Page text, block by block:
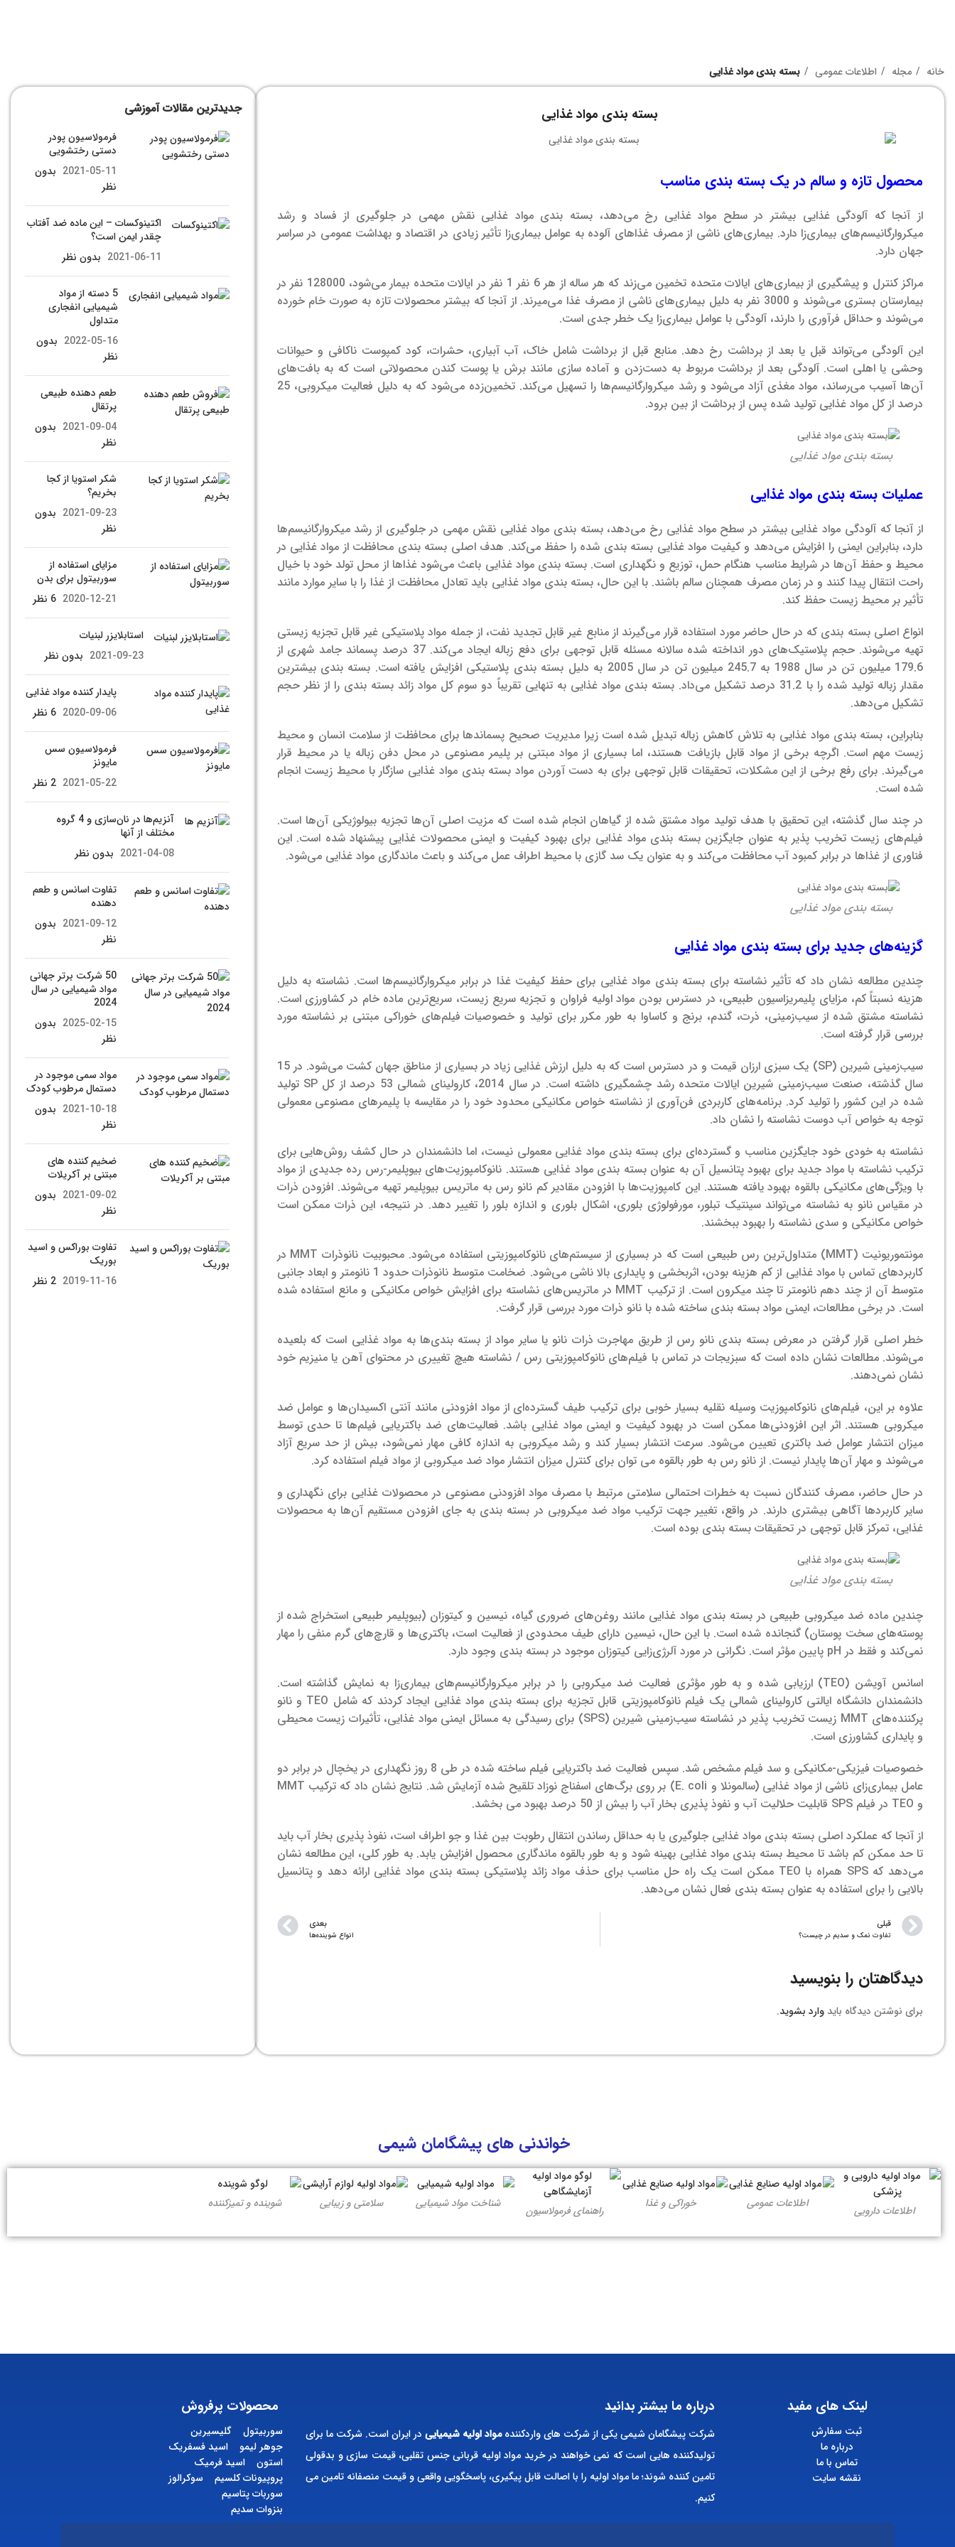
خانه مجله اطلاعات عمومی بسته بندی مواد غذایی
بسته بندی مواد غذایی
محصول تازه و سالم در یک بسته بندی مناسب
از آنجا که آلودگی غذایی بیشتر در سطح مواد غذایی رخ می‌دهد، بسته بندی مواد غذایی نقش مهمی در جلوگیری از فساد و رشد
میکروارگانیسم‌های بیماری‌زا دارد. بیماری‌های ناشی از مصرف غذاهای آلوده به عوامل بیماری‌زا تأثیر زیادی در اقتصاد و بهداشت عمومی در سراسر
جهان دارد.
مراکز کنترل و پیشگیری از بیماری‌های ایالات متحده تخمین می‌زند که هر ساله از هر 6 نفر 1 نفر در ایالات متحده بیمار می‌شود، 128000 نفر در
بیمارستان بستری می‌شوند و 3000 نفر به دلیل بیماری‌های ناشی از مصرف غذا می‌میرند.
از آنجا که بیشتر محصولات تازه به صورت خام خورده
می‌شوند و حداقل فرآوری را دارند، آلودگی با عوامل بیماری‌زا یک خطر جدی است.
این آلودگی می‌تواند قبل یا بعد از برداشت رخ دهد. منابع قبل از برداشت شامل خاک، آب آبیاری، حشرات، کود کمپوست ناکافی و حیوانات
وحشی یا اهلی است.آلودگی بعد از برداشت مربوط به دست‌زدن و آماده سازی مانند برش یا پوست کندن محصولاتی است که به بافت‌های
آن‌ها آسیب می‌رساند، مواد مغذی آزاد می‌شود و رشد میکروارگانیسم‌ها را تسهیل می‌کند.
تخمین‌زده می‌شود که به دلیل فعالیت میکروبی، 25
درصد از کل مواد غذایی تولید شده پس از برداشت از بین برود.
بسته بندی مواد غذایی
عملیات بسته بندی مواد غذایی
از آنجا که آلودگی مواد غذایی بیشتر در سطح مواد غذایی رخ می‌دهد، بسته بندی مواد غذایی نقش مهمی در جلوگیری از رشد میکروارگانیسم‌ها
دارد، بنابراین ایمنی را افزایش می‌دهد و کیفیت مواد غذایی بسته بندی شده را حفظ می‌کند. هدف اصلی بسته بندی محافظت از مواد غذایی در
محیط و حفظ آن‌ها در شرایط مناسب هنگام حمل، توزیع و نگهداری است. بسته بندی مواد غذایی باعث می‌شود غذاها از محل تولد خود با خیال
راحت انتقال پیدا کنند و در زمان مصرف همچنان سالم باشند. با این حال، بسته بندی مواد غذایی باید تعادل محافظت از غذا را با سایر موارد مانند
تأثیر بر محیط زیست حفظ کند.
انواع اصلی بسته بندی که در حال حاضر مورد استفاده قرار می‌گیرند از منابع غیر قابل تجدید نفت، از جمله مواد پلاستیکی غیر قابل تجزیه زیستی
تهیه می‌شوند. حجم پلاستیک‌های دور انداخته شده سالانه مسئله قابل توجهی برای دفع زباله ایجاد می‌کند.
37 درصد پسماند جامد شهری از
179.6 میلیون تن در سال 1988 به 245.7 میلیون تن در سال 2005 به دلیل بسته بندی پلاستیکی افزایش یافته است. بسته بندی بیشترین
مقدار زباله تولید شده را با 31.2 درصد تشکیل می‌داد. بسته بندی مواد غذایی به تنهایی تقریباً دو سوم کل مواد زائد بسته بندی را از نظر حجم
تشکیل می‌دهد.
بنابراین، بسته بندی مواد غذایی به تلاش کاهش زباله تبدیل شده است زیرا مدیریت صحیح پسماندها برای محافظت از سلامت انسان و محیط
زیست مهم است. اگرچه برخی از مواد قابل بازیافت هستند، اما بسیاری از مواد مبتنی بر پلیمر مصنوعی در محل دفن زباله یا در محیط قرار
می‌گیرند. برای رفع برخی از این مشکلات، تحقیقات قابل توجهی برای به دست آوردن مواد بسته بندی مواد غذایی سازگار با محیط زیست انجام
شده است.
در چند سال گذشته، این تحقیق با هدف تولید مواد مشتق شده از گیاهان انجام شده است که مزیت اصلی آن‌ها تجزیه بیولوژیکی آن‌ها است.
فیلم‌های زیست تخریب پذیر به عنوان جایگزین بسته بندی مواد غذایی برای بهبود کیفیت و ایمنی محصولات غذایی پیشنهاد شده است. این
فناوری از غذاها در برابر کمبود آب محافظت می‌کند و به عنوان یک سد گازی با محیط اطراف عمل می‌کند و باعث ماندگاری مواد غذایی می‌شود.
بسته بندی مواد غذایی
گزینه‌های جدید برای بسته بندی مواد غذایی
چندین مطالعه نشان داد که تأثیر نشاسته برای بسته بندی مواد غذایی برای حفظ کیفیت غذا در برابر میکروارگانیسم‌ها است. نشاسته به دلیل
هزینه نسبتاً کم، مزایای پلیمریزاسیون طبیعی، در دسترس بودن مواد اولیه فراوان و تجزیه سریع زیست، سریع‌ترین ماده خام در کشاورزی است.
نشاسته مشتق شده از سیب‌زمینی، ذرت، گندم، برنج و کاساوا به طور مکرر برای تولید و خصوصیات فیلم‌های خوراکی مبتنی بر نشاسته مورد
بررسی قرار گرفته است.
سیب‌زمینی شیرین (SP) یک سبزی ارزان قیمت و در دسترس است که به دلیل ارزش غذایی زیاد در بسیاری از مناطق جهان کشت می‌شود. در 15
سال گذشته، صنعت سیب‌زمینی شیرین ایالات متحده رشد چشمگیری داشته است.
در سال 2014، کارولینای شمالی 53 درصد از کل SP تولید
شده در این کشور را تولید کرد. برنامه‌های کاربردی فن‌آوری از نشاسته خواص مکانیکی محدود خود را در مقایسه با پلیمرهای مصنوعی معمولی
توجه به خواص آب دوست نشاسته را نشان داد.
نشاسته به خودی خود جایگزین مناسب و گسترده‌ای برای بسته بندی مواد غذایی معمولی نیست، اما دانشمندان در حال کشف روش‌هایی برای
ترکیب نشاسته با مواد جدید برای بهبود پتانسیل آن به عنوان بسته بندی مواد غذایی هستند. نانوکامپوزیت‌های بیوپلیمر-رس رده جدیدی از مواد
با ویژگی‌های مکانیکی بالقوه بهبود یافته هستند. این کامپوزیت‌ها با افزودن مقادیر کم نانو رس به ماتریس بیوپلیمر تهیه می‌شوند. افزودن ذرات
در مقیاس نانو به نشاسته می‌تواند سینتیک تبلور، مورفولوژی بلوری، اشکال بلوری و اندازه بلور را تغییر دهد. در نتیجه، این ذرات ممکن است
خواص مکانیکی و سدی نشاسته را بهبود ببخشند.
مونتموریونیت (MMT) متداول‌ترین رس طبیعی است که در بسیاری از سیستم‌های نانوکامپوزیتی استفاده می‌شود. محبوبیت نانوذرات MMT در
کاربردهای تماس با مواد غذایی از کم هزینه بودن، اثربخشی و پایداری بالا ناشی می‌شود. ضخامت متوسط ​​نانوذرات حدود 1 نانومتر و ابعاد جانبی
متوسط ​​آن از چند دهم نانومتر تا چند میکرون است.
از ترکیب MMT در ماتریس‌های نشاسته برای افزایش خواص مکانیکی و مانع استفاده شده
است. در برخی مطالعات، ایمنی مواد بسته بندی ساخته شده با نانو ذرات مورد بررسی قرار گرفت.
خطر اصلی قرار گرفتن در معرض بسته بندی نانو رس از طریق مهاجرت ذرات نانو یا سایر مواد از بسته بندی‌ها به مواد غذایی است که بلعیده
می‌شوند. مطالعات نشان داده است که سبزیجات در تماس با فیلم‌های نانوکامپوزیتی رس / نشاسته هیچ تغییری در محتوای آهن یا منیزیم خود
نشان نمی‌دهند.
علاوه بر این، فیلم‌های نانوکامپوزیت وسیله نقلیه بسیار خوبی برای ترکیب طیف گسترده‌ای از مواد افزودنی مانند آنتی اکسیدان‌ها و عوامل ضد
میکروبی هستند. اثر این افزودنی‌ها ممکن است در بهبود کیفیت و ایمنی مواد غذایی باشد. فعالیت‌های ضد باکتریایی فیلم‌ها تا حدی توسط
میزان انتشار عوامل ضد باکتری تعیین می‌شود. سرعت انتشار بسیار کند و رشد میکروبی به اندازه کافی مهار نمی‌شود، بیش از حد سریع آزاد
می‌شوند و مهار آن‌ها پایدار نیست. از نانو رس به طور بالقوه می توان برای کنترل میزان انتشار مواد ضد میکروبی از مواد فیلم استفاده کرد.
در حال حاضر، مصرف کنندگان نسبت به خطرات احتمالی سلامتی مرتبط با مصرف مواد افزودنی مصنوعی در محصولات غذایی برای نگهداری و
سایر کاربردها آگاهی بیشتری دارند. در واقع، تغییر جهت ترکیب مواد ضد میکروبی در بسته بندی به جای افزودن مستقیم آن‌ها به محصولات
غذایی، تمرکز قابل توجهی در تحقیقات بسته بندی بوده است.
بسته بندی مواد غذایی
چندین ماده ضد میکروبی طبیعی در بسته بندی مواد غذایی مانند روغن‌های ضروری گیاه، نیسین و کیتوزان (بیوپلیمر طبیعی استخراج شده از
پوسته‌های سخت پوستان) گنجانده شده است.با این حال، نیسین دارای طیف محدودی از فعالیت است، باکتری‌ها و قارچ‌های گرم منفی را مهار
نمی‌کند و فقط در pH پایین مؤثر است. نگرانی در مورد آلرژی‌زایی کیتوزان موجود در بسته بندی وجود دارد.
اسانس آویشن (TEO) ارزیابی شده و به طور مؤثری فعالیت ضد میکروبی را در برابر میکروارگانیسم‌های بیماری‌زا به نمایش گذاشته است.
دانشمندان دانشگاه ایالتی کارولینای شمالی یک فیلم نانوکامپوزیتی قابل تجزیه برای بسته بندی مواد غذایی ایجاد کردند که شامل TEO و نانو
پرکننده‌های MMT زیست تخریب پذیر در نشاسته سیب‌زمینی شیرین (SPS) برای رسیدگی به مسائل ایمنی مواد غذایی، تأثیرات زیست محیطی
و پایداری کشاورزی است.
خصوصیات فیزیکی-مکانیکی و سد فیلم مشخص شد. سپس فعالیت ضد باکتریایی فیلم ساخته شده در طی 8 روز نگهداری در یخچال در برابر دو
عامل بیماری‌زای ناشی از مواد غذایی (سالمونلا و E. coli) بر روی برگ‌های اسفناج نوزاد تلقیح شده آزمایش شد. ن
تایج نشان داد که ترکیب MMT
و TEO در فیلم SPS قابلیت حلالیت آب و نفوذ پذیری بخار آب را بیش از 50 درصد بهبود می بخشد.
از آنجا که عملکرد اصلی بسته بندی مواد غذایی جلوگیری یا به حداقل رساندن انتقال رطوبت بین غذا و جو اطراف است، نفوذ پذیری بخار آب باید
تا حد ممکن کم باشد تا محیط بسته بندی مواد غذایی بهینه شود و به طور بالقوه ماندگاری محصول افزایش یابد.به طور کلی، این مطالعه نشان
می‌دهد که SPS همراه با TEO ممکن است یک راه حل مناسب برای حذف مواد زائد پلاستیکی بسته بندی مواد غذایی ارائه دهد و پتانسیل
بالایی را برای استفاده به عنوان بسته بندی فعال نشان می‌دهد.
قبلی
تفاوت نمک و سدیم در چیست؟
بعدی
انواع شوینده‌ها
دیدگاهتان را بنویسید
برای نوشتن دیدگاه باید وارد بشوید.
جدیدترین مقالات آموزشی
فرمولاسیون پودر
دستی رختشویی
2021-05-11 بدون
نظر
اکتینوکسات – این ماده ضد آفتاب
چقدر ایمن است؟
2021-06-11 بدون نظر
5 دسته از مواد
شیمیایی انفجاری
متداول
2022-05-16 بدون
نظر
طعم دهنده طبیعی
پرتقال
2021-09-04 بدون
نظر
شکر استویا از کجا
بخریم؟
2021-09-23 بدون
نظر
مزایای استفاده از
سوربیتول برای بدن
2020-12-21 6 نظر
استابلایزر لبنیات
2021-09-23 بدون نظر
پایدار کننده مواد غذایی
2020-09-06 6 نظر
فرمولاسیون سس
مایونز
2021-05-22 2 نظر
آنزیم‌ها در نان‌سازی و 4 گروه
مختلف از آنها
2021-04-08 بدون نظر
تفاوت اسانس و طعم
دهنده
2021-09-12 بدون
نظر
50 شرکت برتر جهانی
مواد شیمیایی در سال
2024
2025-02-15 بدون
نظر
مواد سمی موجود در
دستمال مرطوب کودک
2021-10-18 بدون
نظر
ضخیم کننده های
مبتنی بر آکریلات
2021-09-02 بدون
نظر
تفاوت بوراکس و اسید
بوریک
2019-11-16 2 نظر
خواندنی های پیشگامان شیمی
اطلاعات دارویی اطلاعات عمومی خوراکی و غذا راهنمای فرمولاسیون شناخت مواد شیمیایی سلامتی و زیبایی شوینده و تمیزکننده
لینک های مفید
ثبت سفارش
درباره ما
تماس با ما
نقشه سایت
درباره ما بیشتر بدانید
شرکت پیشگامان شیمی یکی از شرکت های واردکنندهمواد اولیه شیمیاییدر ایران است. شرکت ما برای
تولیدکننده هایی است که نمی خواهند در خرید مواد اولیه قربانی جنس تقلبی، قیمت سازی و بدقولی
تامین کننده شوند؛ ما مواد اولیه را با اصالت قابل پیگیری، پاسخگویی واقعی و قیمت منصفانه تامین می
کنیم.
محصولات پرفروش
سوربیتول
گلیسیرین
جوهر لیمو
اسید فسفریک
استون
اسید فرمیک
پروپیونات کلسیم
سوکرالوز
سوربات پتاسیم
بنزوات سدیم